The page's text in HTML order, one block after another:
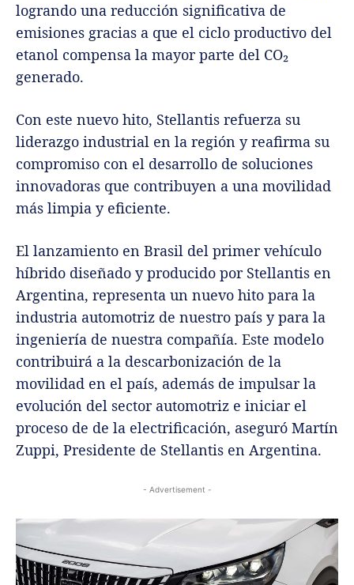
logrando una reducción significativa de
emisiones gracias a que el ciclo productivo del
etanol compensa la mayor parte del CO₂
generado.
Con este nuevo hito, Stellantis refuerza su
liderazgo industrial en la región y reafirma su
compromiso con el desarrollo de soluciones
innovadoras que contribuyen a una movilidad
más limpia y eficiente.
El lanzamiento en Brasil del primer vehículo
híbrido diseñado y producido por Stellantis en
Argentina, representa un nuevo hito para la
industria automotriz de nuestro país y para la
ingeniería de nuestra compañía. Este modelo
contribuirá a la descarbonización de la
movilidad en el país, además de impulsar la
evolución del sector automotriz e iniciar el
proceso de de la electrificación, aseguró Martín
Zuppi, Presidente de Stellantis en Argentina.
- Advertisement -